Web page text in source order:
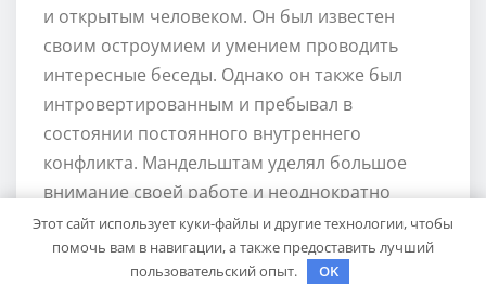
и открытым человеком. Он был известен
своим остроумием и умением проводить
интересные беседы. Однако он также был
интровертированным и пребывал в
состоянии постоянного внутреннего
конфликта. Мандельштам уделял большое
внимание своей работе и неоднократно
переписывал свои стихи, стремясь к
совершенству.
Этот сайт использует куки-файлы и другие технологии, чтобы
помочь вам в навигации, а также предоставить лучший
пользовательский опыт.
OK